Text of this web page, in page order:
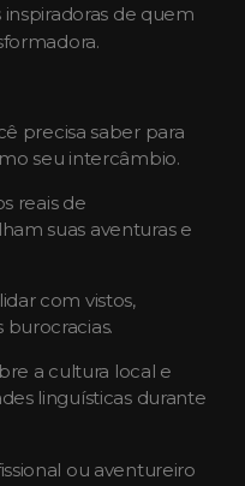
de quem
precisa saber para
seu intercâmbio.
reais de
suas aventuras e
com vistos,
burocracias.
a cultura local e
linguísticas durante
ou aventureiro